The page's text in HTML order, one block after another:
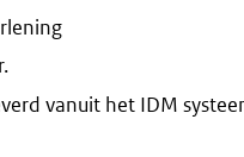
vanuit het IDM